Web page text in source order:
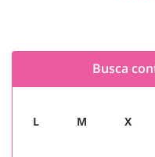
Busca
L M X